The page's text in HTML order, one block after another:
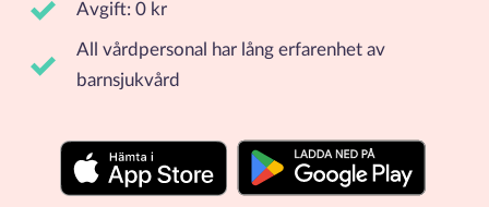
Avgift: 0 kr
All vårdpersonal har lång erfarenhet av
barnsjukvård